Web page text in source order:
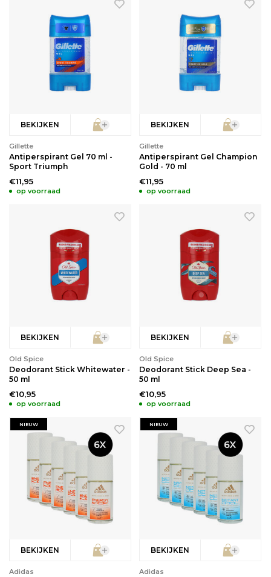
Babyverzorging
Wimperkrullers
BEKIJKEN
Gillette
Antiperspirant Gel 70 ml -
Sport Triumph
€11,95
op voorraad
BEKIJKEN
Gillette
Antiperspirant Gel Champion
Gold - 70 ml
€11,95
op voorraad
BEKIJKEN
Old Spice
Deodorant Stick Whitewater -
50 ml
€10,95
op voorraad
BEKIJKEN
Old Spice
Deodorant Stick Deep Sea -
50 ml
€10,95
op voorraad
NIEUW
BEKIJKEN
Adidas
NIEUW
BEKIJKEN
Adidas